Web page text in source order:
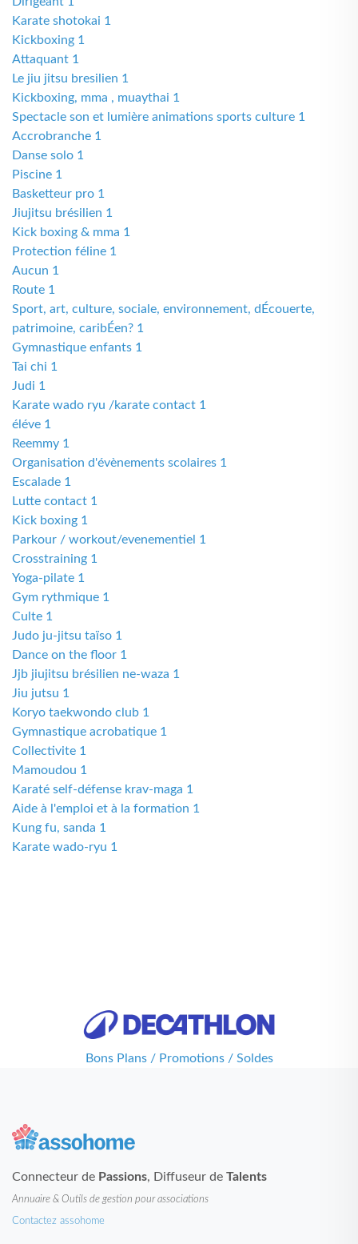
Karate shotokai 1
Kickboxing 1
Attaquant 1
Le jiu jitsu bresilien 1
Kickboxing, mma , muaythai 1
Spectacle son et lumière animations sports culture 1
Accrobranche 1
Danse solo 1
Piscine 1
Basketteur pro 1
Jiujitsu brésilien 1
Kick boxing & mma 1
Protection féline 1
Aucun 1
Route 1
Sport, art, culture, sociale, environnement, dÉcouerte,
patrimoine, caribÉen? 1
Gymnastique enfants 1
Tai chi 1
Judi 1
Karate wado ryu /karate contact 1
éléve 1
Reemmy 1
Organisation d'évènements scolaires 1
Escalade 1
Lutte contact 1
Kick boxing 1
Parkour / workout/evenementiel 1
Crosstraining 1
Yoga-pilate 1
Gym rythmique 1
Culte 1
Judo ju-jitsu taïso 1
Dance on the floor 1
Jjb jiujitsu brésilien ne-waza 1
Jiu jutsu 1
Koryo taekwondo club 1
Gymnastique acrobatique 1
Collectivite 1
Mamoudou 1
Karaté self-défense krav-maga 1
Aide à l'emploi et à la formation 1
Kung fu, sanda 1
Karate wado-ryu 1
Bons Plans / Promotions / Soldes
Connecteur de Passions, Diffuseur de Talents
Annuaire & Outils de gestion pour associations
Contactez assohome